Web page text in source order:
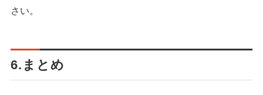
さい。
6.まとめ